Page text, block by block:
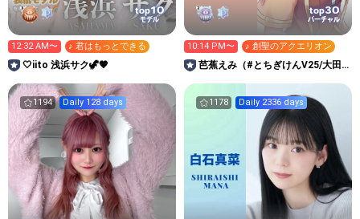
top10
モデル
12:32 AM〜 ♪ 君はもっとできる
🤍iito ‎浅浜サク🦖🤎
top30
バーチャル
10:14 PM〜 ♪ 創聖のアクエリオン
芭蕉えみ（#とちぎけんV25/大田
1194 Daily 128 days 1178 Daily 2336 days